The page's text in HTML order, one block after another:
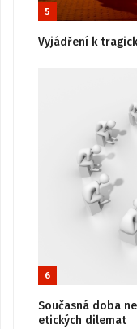
5
Vyjádření k
6
Současná doba
etických dilemat